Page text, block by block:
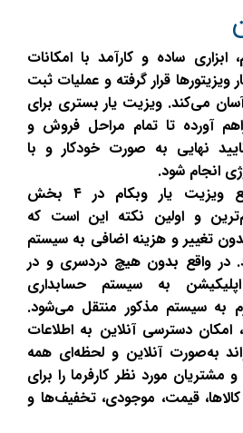
ابزاری ساده و کارآمد با امکانات
ویزیتورها قرار گرفته و عملیات ثبت
می‌کند. ویزیت یار بستری برای
آورده تا تمام مراحل فروش و
نهایی به صورت خودکار و با
انجام شود.
اپلیکیشن پخش و توزیع ویزیت یار وبکام در ۴ بخش
و اولین نکته این است که
تغییر و هزینه اضافی به سیستم
در واقع بدون هیچ دردسری و در
به سیستم حسابداری
به سیستم مذکور منتقل می‌شود.
امکان دسترسی آنلاین به اطلاعات
به‌صورت آنلاین و لحظه‌ای همه
مشتریان مورد نظر کارفرما را برای
قیمت، موجودی، تخفیف‌ها و